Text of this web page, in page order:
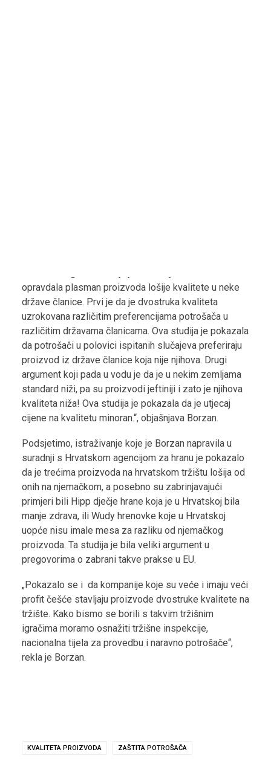
opravdala plasman proizvoda lošije kvalitete u neke
države članice. Prvi je da je dvostruka kvaliteta
uzrokovana različitim preferencijama potrošača u
različitim državama članicama. Ova studija je pokazala
da potrošači u polovici ispitanih slučajeva preferiraju
proizvod iz države članice koja nije njihova. Drugi
argument koji pada u vodu je da je u nekim zemljama
standard niži, pa su proizvodi jeftiniji i zato je njihova
kvaliteta niža! Ova studija je pokazala da je utjecaj
cijene na kvalitetu minoran.“, objašnjava Borzan.
Podsjetimo, istraživanje koje je Borzan napravila u
suradnji s Hrvatskom agencijom za hranu je pokazalo
da je trećima proizvoda na hrvatskom tržištu lošija od
onih na njemačkom, a posebno su zabrinjavajući
primjeri bili Hipp dječje hrane koja je u Hrvatskoj bila
manje zdrava, ili Wudy hrenovke koje u Hrvatskoj
uopće nisu imale mesa za razliku od njemačkog
proizvoda. Ta studija je bila veliki argument u
pregovorima o zabrani takve prakse u EU.
„Pokazalo se i da kompanije koje su veće i imaju veći
profit češće stavljaju proizvode dvostruke kvalitete na
tržište. Kako bismo se borili s takvim tržišnim
igračima moramo osnažiti tržišne inspekcije,
nacionalna tijela za provedbu i naravno potrošače“,
rekla je Borzan.
KVALITETA PROIZVODA ZAŠTITA POTROŠAČA